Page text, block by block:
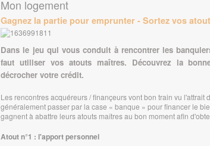
Mon logement
Gagnez la partie pour emprunter - Sortez vos
Dans le jeu qui vous conduit à rencontrer les
faut utiliser vos atouts maîtres. Découvrez la
décrocher votre crédit.
Les rencontres acquéreurs / finançeurs vont bon train vu l'attrait
généralement passer par la case « banque » pour financer le
gagnent à abattre leurs atouts maîtres au bon moment afin
Atout n°1 : l'apport personnel